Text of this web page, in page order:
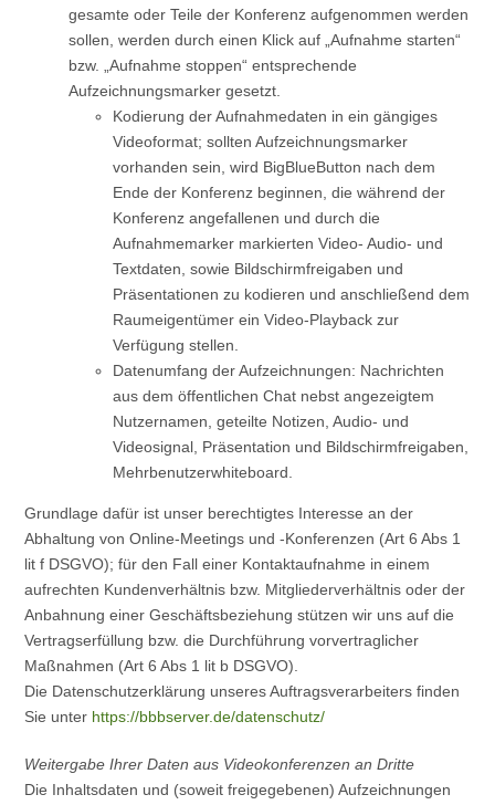
gesamte oder Teile der Konferenz aufgenommen werden
sollen, werden durch einen Klick auf „Aufnahme starten“
bzw. „Aufnahme stoppen“ entsprechende
Aufzeichnungsmarker gesetzt.
Kodierung der Aufnahmedaten in ein gängiges
Videoformat; sollten Aufzeichnungsmarker
vorhanden sein, wird BigBlueButton nach dem
Ende der Konferenz beginnen, die während der
Konferenz angefallenen und durch die
Aufnahmemarker markierten Video- Audio- und
Textdaten, sowie Bildschirmfreigaben und
Präsentationen zu kodieren und anschließend dem
Raumeigentümer ein Video-Playback zur
Verfügung stellen.
Datenumfang der Aufzeichnungen: Nachrichten
aus dem öffentlichen Chat nebst angezeigtem
Nutzernamen, geteilte Notizen, Audio- und
Videosignal, Präsentation und Bildschirmfreigaben,
Mehrbenutzerwhiteboard.
Grundlage dafür ist unser berechtigtes Interesse an der
Abhaltung von Online-Meetings und -Konferenzen (Art 6 Abs 1
lit f DSGVO); für den Fall einer Kontaktaufnahme in einem
aufrechten Kundenverhältnis bzw. Mitgliederverhältnis oder der
Anbahnung einer Geschäftsbeziehung stützen wir uns auf die
Vertragserfüllung bzw. die Durchführung vorvertraglicher
Maßnahmen (Art 6 Abs 1 lit b DSGVO).
Die Datenschutzerklärung unseres Auftragsverarbeiters finden
Sie unter https://bbbserver.de/datenschutz/
Weitergabe Ihrer Daten aus Videokonferenzen an Dritte
Die Inhaltsdaten und (soweit freigegebenen) Aufzeichnungen